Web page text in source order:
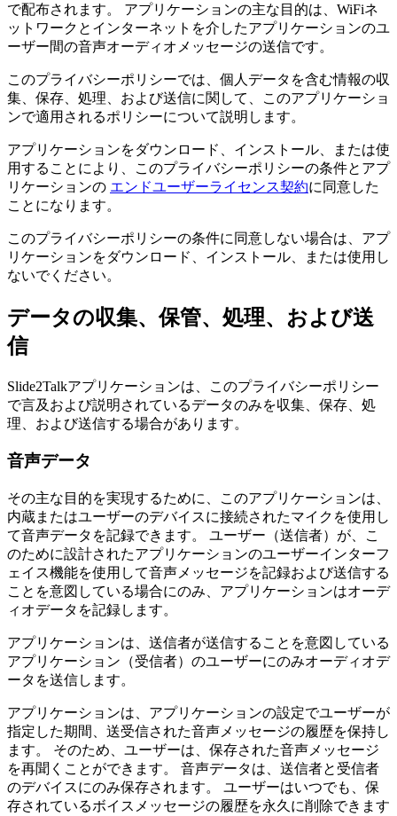
で配布されます。 アプリケーションの主な目的は、WiFiネ
ットワークとインターネットを介したアプリケーションのユ
ーザー間の音声オーディオメッセージの送信です。
このプライバシーポリシーでは、個人データを含む情報の収
集、保存、処理、および送信に関して、このアプリケーショ
ンで適用されるポリシーについて説明します。
アプリケーションをダウンロード、インストール、または使
用することにより、このプライバシーポリシーの条件とアプ
リケーションの エンドユーザーライセンス契約に同意した
ことになります。
このプライバシーポリシーの条件に同意しない場合は、アプ
リケーションをダウンロード、インストール、または使用し
ないでください。
データの収集、保管、処理、および送
信
Slide2Talkアプリケーションは、このプライバシーポリシー
で言及および説明されているデータのみを収集、保存、処
理、および送信する場合があります。
音声データ
その主な目的を実現するために、このアプリケーションは、
内蔵またはユーザーのデバイスに接続されたマイクを使用し
て音声データを記録できます。 ユーザー（送信者）が、こ
のために設計されたアプリケーションのユーザーインターフ
ェイス機能を使用して音声メッセージを記録および送信する
ことを意図している場合にのみ、アプリケーションはオーデ
ィオデータを記録します。
アプリケーションは、送信者が送信することを意図している
アプリケーション（受信者）のユーザーにのみオーディオデ
ータを送信します。
アプリケーションは、アプリケーションの設定でユーザーが
指定した期間、送受信された音声メッセージの履歴を保持し
ます。 そのため、ユーザーは、保存された音声メッセージ
を再聞くことができます。 音声データは、送信者と受信者
のデバイスにのみ保存されます。 ユーザーはいつでも、保
存されているボイスメッセージの履歴を永久に削除できます